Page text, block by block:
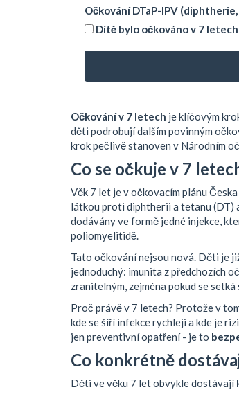
Očkování DTaP-IPV
Dítě bylo očkováno v 7 letech
Očkování v 7 letech je klíčovým
děti podrobují dalším povinným
krok pečlivě stanoven v Národním
Co se očkuje v 7
Věk 7 let je v očkovacím plánu
látkou proti diphtherii a tetanu (DT)
dodávány ve formě jedné injekce,
poliomyelitidě.
Tato očkování nejsou nová. Děti je
jednoduchý: imunita z předchozích
zranitelným, zejména pokud se
Proč právě v 7 letech? Protože v
kde se šíří infekce rychleji a kde je
jen preventivní opatření - je to
Co konkrétně
Děti ve věku 7 let obvykle dostávají